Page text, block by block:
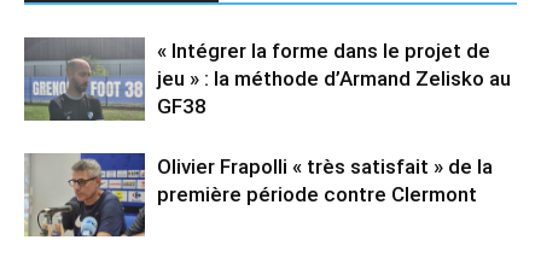
« Intégrer la forme dans le projet de
jeu » : la méthode d’Armand Zelisko au
GF38
Olivier Frapolli « très satisfait » de la
première période contre Clermont